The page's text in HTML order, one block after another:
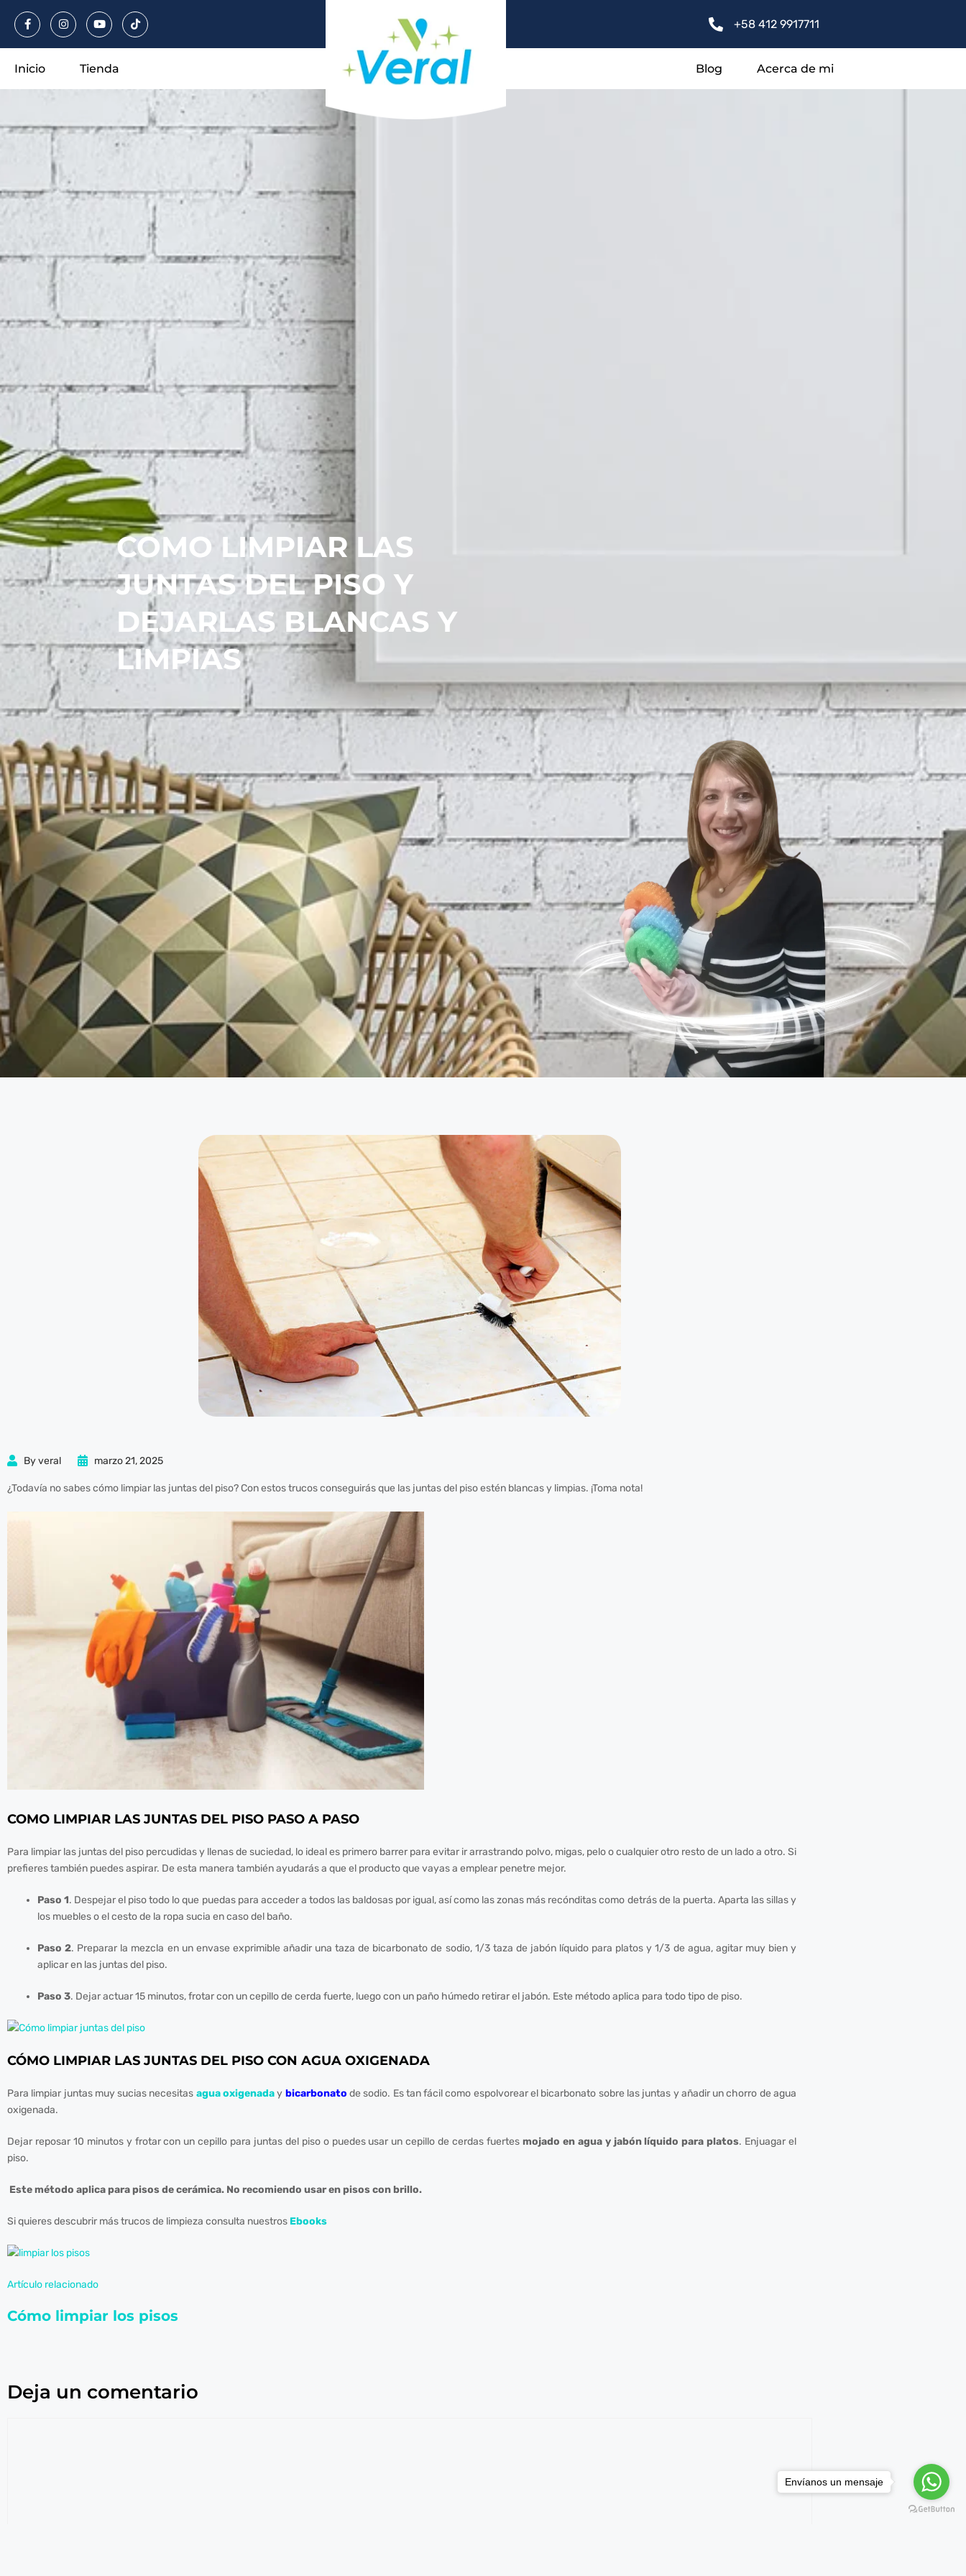
Hacklink panel
Hacklink panel
Hacklink
Hacklink
Hacklink
Hacklink panel
Hacklink panel
Hacklink panel
Hacklink panel
Hacklink panel
Hacklink panel
Hacklink panel
Hacklink Panel
Hacklink panel
Hacklink giriş
Hacklink panel
Hacklink Panel
Hacklink panel
Hacklink panel
Hacklink panel
Hacklink Panel
Hacklink panel
Hacklink panel
Hacklink Panel
Hacklink Panel
Hacklink panel
Hacklink panel
Hacklink panel
Hacklink panel
Hacklink panel
Hacklink Panel
Illuminati
Hacklink
Hacklink panel
Hacklink Panel
Hacklink
Hacklink Panel
+58 412 9917711
Inicio Tienda Blog Acerca de mi
COMO LIMPIAR LAS
JUNTAS DEL PISO Y
DEJARLAS BLANCAS Y
LIMPIAS
Byveral marzo 21, 2025
¿Todavía no sabes cómo limpiar las juntas del piso? Con estos trucos conseguirás que las juntas del piso estén blancas y limpias. ¡Toma nota!
COMO LIMPIAR LAS JUNTAS DEL PISO PASO A PASO
Para limpiar las juntas del piso percudidas y llenas de suciedad, lo ideal es primero barrer para evitar ir arrastrando polvo, migas, pelo o cualquier otro resto de un lado a otro. Si
prefieres también puedes aspirar. De esta manera también ayudarás a que el producto que vayas a emplear penetre mejor.
Paso 1. Despejar el piso todo lo que puedas para acceder a todos las baldosas por igual, así como las zonas más recónditas como detrás de la puerta. Aparta las sillas y
los muebles o el cesto de la ropa sucia en caso del baño.
Paso 2. Preparar la mezcla en un envase exprimible añadir una taza de bicarbonato de sodio, 1/3 taza de jabón líquido para platos y 1/3 de agua, agitar muy bien y
aplicar en las juntas del piso.
Paso 3. Dejar actuar 15 minutos, frotar con un cepillo de cerda fuerte, luego con un paño húmedo retirar el jabón. Este método aplica para todo tipo de piso.
CÓMO LIMPIAR LAS JUNTAS DEL PISO CON AGUA OXIGENADA
Para limpiar juntas muy sucias necesitas agua oxigenaday bicarbonato desodio. Es tan fácil como espolvorear el bicarbonato sobre las juntas y añadir un chorro de agua
oxigenada.
Dejar reposar 10 minutos y frotar con un cepillo para juntas del piso o puedes usar un cepillo de cerdas fuertes mojado en agua y jabón líquido para platos. Enjuagar el
piso.
Este método aplica para pisos de cerámica. No recomiendo usar en pisos con brillo.
Si quieres descubrir más trucos de limpieza consulta nuestros Ebooks
Artículo relacionado
Cómo limpiar los pisos
Deja un comentario
Envíanos un mensaje